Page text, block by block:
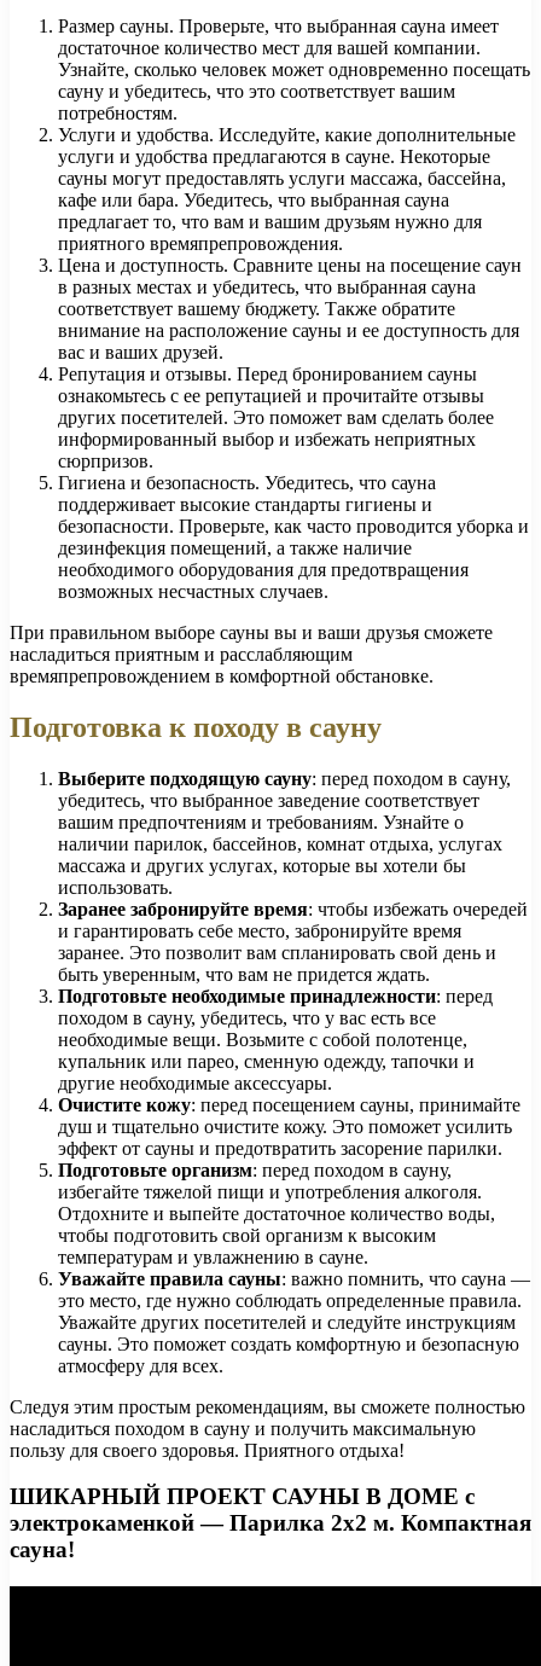
Размер сауны. Проверьте, что выбранная сауна имеет
достаточное количество мест для вашей компании.
Узнайте, сколько человек может одновременно посещать
сауну и убедитесь, что это соответствует вашим
потребностям.
Услуги и удобства. Исследуйте, какие дополнительные
услуги и удобства предлагаются в сауне. Некоторые
сауны могут предоставлять услуги массажа, бассейна,
кафе или бара. Убедитесь, что выбранная сауна
предлагает то, что вам и вашим друзьям нужно для
приятного времяпрепровождения.
Цена и доступность. Сравните цены на посещение саун
в разных местах и убедитесь, что выбранная сауна
соответствует вашему бюджету. Также обратите
внимание на расположение сауны и ее доступность для
вас и ваших друзей.
Репутация и отзывы. Перед бронированием сауны
ознакомьтесь с ее репутацией и прочитайте отзывы
других посетителей. Это поможет вам сделать более
информированный выбор и избежать неприятных
сюрпризов.
Гигиена и безопасность. Убедитесь, что сауна
поддерживает высокие стандарты гигиены и
безопасности. Проверьте, как часто проводится уборка и
дезинфекция помещений, а также наличие
необходимого оборудования для предотвращения
возможных несчастных случаев.
При правильном выборе сауны вы и ваши друзья сможете
насладиться приятным и расслабляющим
времяпрепровождением в комфортной обстановке.
Подготовка к походу в сауну
Выберите подходящую сауну: перед походом в сауну,
убедитесь, что выбранное заведение соответствует
вашим предпочтениям и требованиям. Узнайте о
наличии парилок, бассейнов, комнат отдыха, услугах
массажа и других услугах, которые вы хотели бы
использовать.
Заранее забронируйте время: чтобы избежать очередей
и гарантировать себе место, забронируйте время
заранее. Это позволит вам спланировать свой день и
быть уверенным, что вам не придется ждать.
Подготовьте необходимые принадлежности: перед
походом в сауну, убедитесь, что у вас есть все
необходимые вещи. Возьмите с собой полотенце,
купальник или парео, сменную одежду, тапочки и
другие необходимые аксессуары.
Очистите кожу: перед посещением сауны, принимайте
душ и тщательно очистите кожу. Это поможет усилить
эффект от сауны и предотвратить засорение парилки.
Подготовьте организм: перед походом в сауну,
избегайте тяжелой пищи и употребления алкоголя.
Отдохните и выпейте достаточное количество воды,
чтобы подготовить свой организм к высоким
температурам и увлажнению в сауне.
Уважайте правила сауны: важно помнить, что сауна —
это место, где нужно соблюдать определенные правила.
Уважайте других посетителей и следуйте инструкциям
сауны. Это поможет создать комфортную и безопасную
атмосферу для всех.
Следуя этим простым рекомендациям, вы сможете полностью
насладиться походом в сауну и получить максимальную
пользу для своего здоровья. Приятного отдыха!
ШИКАРНЫЙ ПРОЕКТ САУНЫ В ДОМЕ с
электрокаменкой — Парилка 2х2 м. Компактная
сауна!